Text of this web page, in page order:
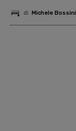
di Michele Bossini